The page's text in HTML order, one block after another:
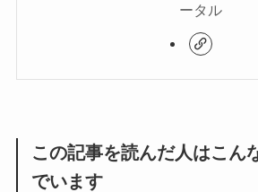
ータル
この記事を読んだ人はこん
でいます